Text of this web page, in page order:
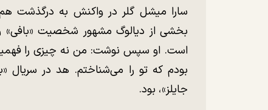
سارا میشل گلر در واکنش به درگذشت
بخشی از دیالوگ مشهور شخصیت «بافی»
است. او سپس نوشت: من نه چیزی را
بودم که تو را می‌شناختم. هد در سریال
جایلز»، بود.